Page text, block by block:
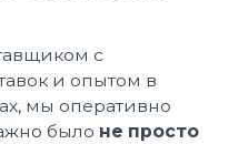
с
и опытом в
мы оперативно
было не просто